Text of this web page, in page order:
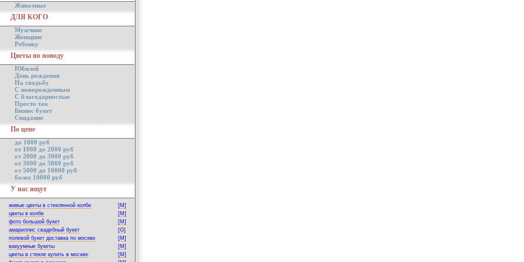
Животные
ДЛЯ КОГО
Мужчине
Женщине
Ребенку
Цветы по поводу
Юбилей
День рождения
На свадьбу
С новорожденным
С благодарностью
Просто так
Бизнес букет
Свидание
По цене
до 1000 руб
от 1000 до 2000 руб
от 2000 до 3000 руб
от 3000 до 5000 руб
от 5000 до 10000 руб
более 10000 руб
У нас ищут
живые цветы в стеклянной колбе
[M]
цветы в колбе
[M]
фото большой букет
[M]
амариллис свадебный букет
[G]
полевой букет доставка по москве
[M]
вакуумные букеты
[M]
цветы в стекле купить в москве
[M]